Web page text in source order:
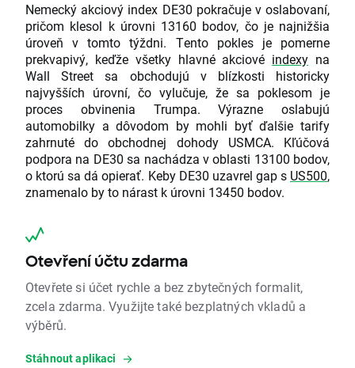
Nemecký akciový index DE30 pokračuje v oslabovaní,
pričom klesol k úrovni 13160 bodov, čo je najnižšia
úroveň v tomto týždni. Tento pokles je pomerne
prekvapivý, keďže všetky hlavné akciové indexy na
Wall Street sa obchodujú v blízkosti historicky
najvyšších úrovní, čo vylučuje, že sa poklesom je
proces obvinenia Trumpa. Výrazne oslabujú
automobilky a dôvodom by mohli byť ďalšie tarify
zahrnuté do obchodnej dohody USMCA. Kľúčová
podpora na DE30 sa nachádza v oblasti 13100 bodov,
o ktorú sa dá opierať. Keby DE30 uzavrel gap s US500,
znamenalo by to nárast k úrovni 13450 bodov.
Otevření účtu zdarma
Otevřete si účet rychle a bez zbytečných formalit,
zcela zdarma. Využijte také bezplatných vkladů a
výběrů.
Stáhnout aplikaci